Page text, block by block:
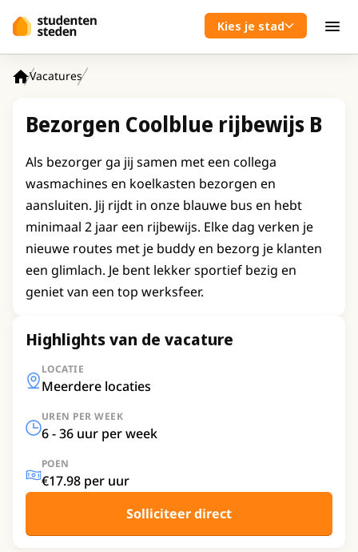
Kies je stad
Vacatures
Bezorgen Coolblue rijbewijs B
Als bezorger ga jij samen met een collega
wasmachines en koelkasten bezorgen en
aansluiten. Jij rijdt in onze blauwe bus en hebt
minimaal 2 jaar een rijbewijs. Elke dag verken je
nieuwe routes met je buddy en bezorg je klanten
een glimlach. Je bent lekker sportief bezig en
geniet van een top werksfeer.
Highlights van de vacature
LOCATIE
Meerdere locaties
UREN PER WEEK
6 - 36 uur per week
POEN
€17.98 per uur
Solliciteer direct